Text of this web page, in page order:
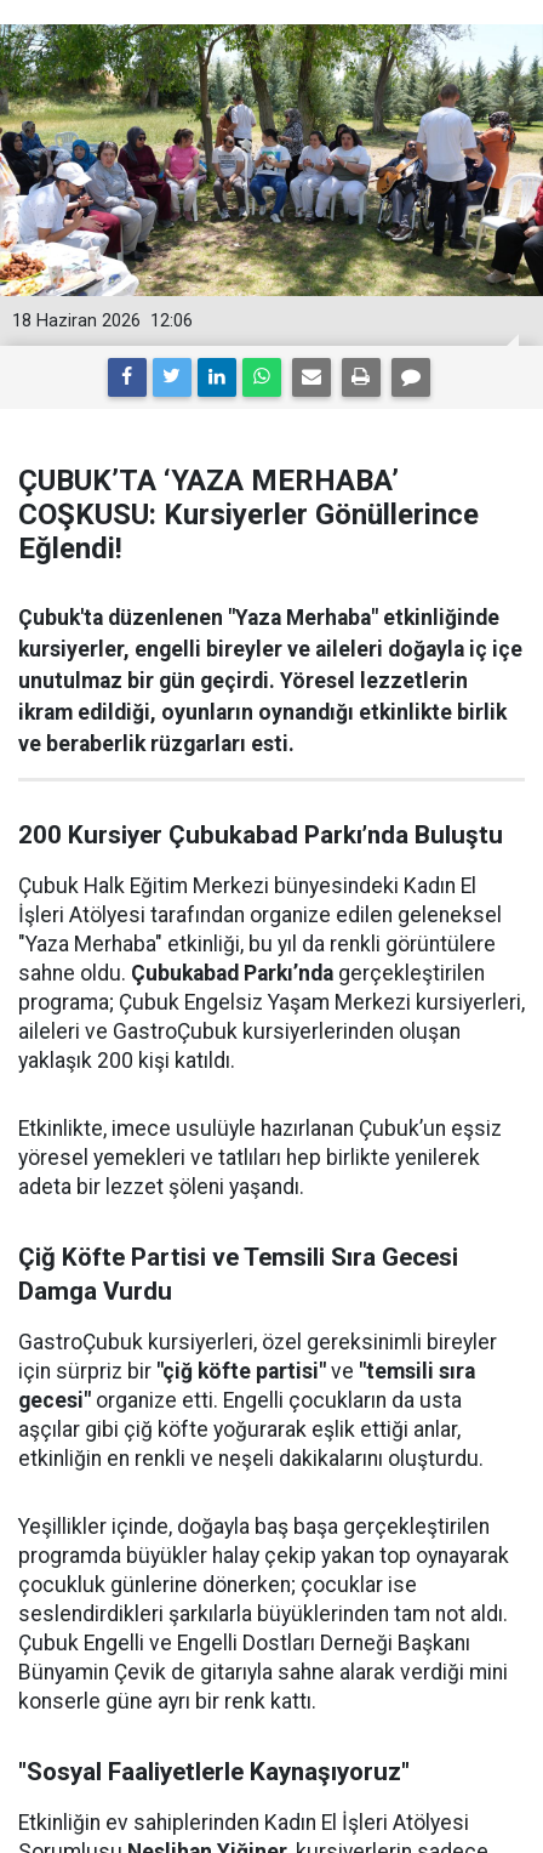
12:06
18 Haziran 2026
ÇUBUK’TA ‘YAZA MERHABA’
COŞKUSU: Kursiyerler Gönüllerince
Eğlendi!
Çubuk'ta düzenlenen "Yaza Merhaba" etkinliğinde
kursiyerler, engelli bireyler ve aileleri doğayla iç içe
unutulmaz bir gün geçirdi. Yöresel lezzetlerin
ikram edildiği, oyunların oynandığı etkinlikte birlik
ve beraberlik rüzgarları esti.
200 Kursiyer Çubukabad Parkı’nda Buluştu
Çubuk Halk Eğitim Merkezi bünyesindeki Kadın El
İşleri Atölyesi tarafından organize edilen geleneksel
"Yaza Merhaba" etkinliği, bu yıl da renkli görüntülere
sahne oldu. Çubukabad Parkı’nda gerçekleştirilen
programa; Çubuk Engelsiz Yaşam Merkezi kursiyerleri,
aileleri ve GastroÇubuk kursiyerlerinden oluşan
yaklaşık 200 kişi katıldı.
Etkinlikte, imece usulüyle hazırlanan Çubuk’un eşsiz
yöresel yemekleri ve tatlıları hep birlikte yenilerek
adeta bir lezzet şöleni yaşandı.
Çiğ Köfte Partisi ve Temsili Sıra Gecesi
Damga Vurdu
GastroÇubuk kursiyerleri, özel gereksinimli bireyler
için sürpriz bir "çiğ köfte partisi" ve "temsili sıra
gecesi" organize etti. Engelli çocukların da usta
aşçılar gibi çiğ köfte yoğurarak eşlik ettiği anlar,
etkinliğin en renkli ve neşeli dakikalarını oluşturdu.
Yeşillikler içinde, doğayla baş başa gerçekleştirilen
programda büyükler halay çekip yakan top oynayarak
çocukluk günlerine dönerken; çocuklar ise
seslendirdikleri şarkılarla büyüklerinden tam not aldı.
Çubuk Engelli ve Engelli Dostları Derneği Başkanı
Bünyamin Çevik de gitarıyla sahne alarak verdiği mini
konserle güne ayrı bir renk kattı.
"Sosyal Faaliyetlerle Kaynaşıyoruz"
Etkinliğin ev sahiplerinden Kadın El İşleri Atölyesi